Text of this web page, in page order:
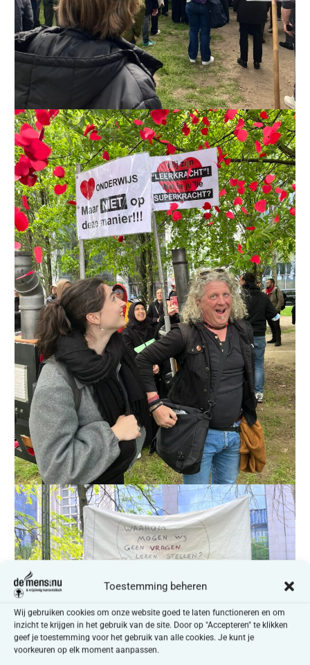
Toestemming beheren
Wij gebruiken cookies om onze website goed te laten functioneren en om
inzicht te krijgen in het gebruik van de site. Door op "Accepteren" te klikken
geef je toestemming voor het gebruik van alle cookies. Je kunt je
voorkeuren op elk moment aanpassen.